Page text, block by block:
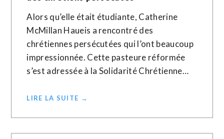
Alors qu’elle était étudiante, Catherine
McMillan Haueis a rencontré des
chrétiennes persécutées qui l’ont beaucoup
impressionnée. Cette pasteure réformée
s’est adressée à la Solidarité Chrétienne…
LIRE LA SUITE →